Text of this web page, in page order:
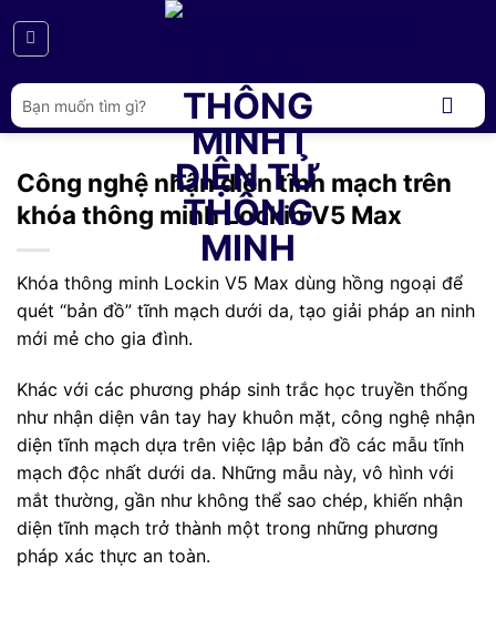
qua
dung
Tìm
kiếm:
Công nghệ nhận diện tĩnh mạch trên
khóa thông minh Lockin V5 Max
Khóa thông minh Lockin V5 Max dùng hồng ngoại để
quét “bản đồ” tĩnh mạch dưới da, tạo giải pháp an ninh
mới mẻ cho gia đình.
Khác với các phương pháp sinh trắc học truyền thống
như nhận diện vân tay hay khuôn mặt, công nghệ nhận
diện tĩnh mạch dựa trên việc lập bản đồ các mẫu tĩnh
mạch độc nhất dưới da. Những mẫu này, vô hình với
mắt thường, gần như không thể sao chép, khiến nhận
diện tĩnh mạch trở thành một trong những phương
pháp xác thực an toàn.